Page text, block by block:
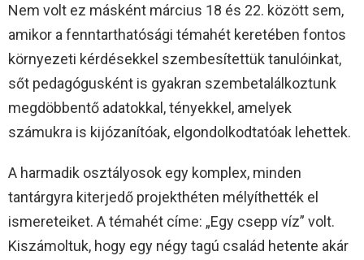
Nem volt ez másként március 18 és 22. között sem,
amikor a fenntarthatósági témahét keretében fontos
környezeti kérdésekkel szembesítettük tanulóinkat,
sőt pedagógusként is gyakran szembetalálkoztunk
megdöbbentő adatokkal, tényekkel, amelyek
számukra is kijózanítóak, elgondolkodtatóak lehettek.
A harmadik osztályosok egy komplex, minden
tantárgyra kiterjedő projekthéten mélyíthették el
ismereteiket. A témahét címe: „Egy csepp víz” volt.
Kiszámoltuk, hogy egy négy tagú család hetente akár